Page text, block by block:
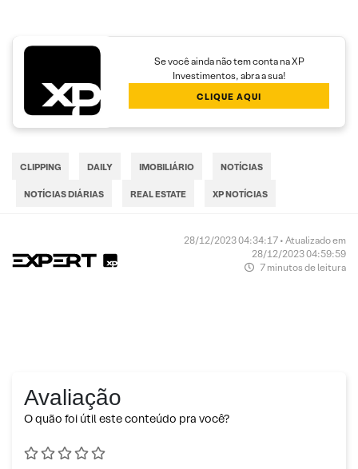
Se você ainda não tem conta na XP
Investimentos, abra a sua!
CLIQUE AQUI
CLIPPING DAILY IMOBILIÁRIO NOTÍCIAS
NOTÍCIAS DIÁRIAS REAL ESTATE XP NOTÍCIAS
28/12/2023 04:34:17 • Atualizado em
28/12/2023 04:59:59
7 minutos de leitura
Avaliação
O quão foi útil este conteúdo pra você?